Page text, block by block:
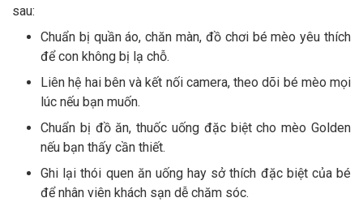
sau:
Chuẩn bị quần áo, chăn màn, đồ chơi bé mèo yêu thích
để con không bị lạ chỗ.
Liên hệ hai bên và kết nối camera, theo dõi bé mèo mọi
lúc nếu bạn muốn.
Chuẩn bị đồ ăn, thuốc uống đặc biệt cho mèo Golden
nếu bạn thấy cần thiết.
Ghi lại thói quen ăn uống hay sở thích đặc biệt của bé
để nhân viên khách sạn dễ chăm sóc.